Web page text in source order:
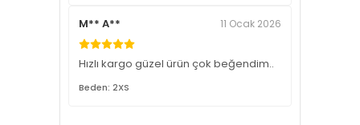
M** A** 11 Ocak 2026
Hızlı kargo güzel ürün çok beğendim..
Beden: 2XS